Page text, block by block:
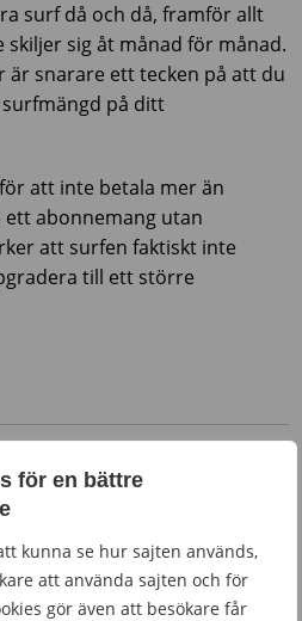
för en bättre
kunna se hur sajten används,
att använda sajten och för
gör även att besökare får
surf då och då, framför allt
sig åt månad för månad.
är snarare ett tecken på att du
på ditt
att inte betala mer än
abonnemang utan
att surfen faktiskt inte
till ett större